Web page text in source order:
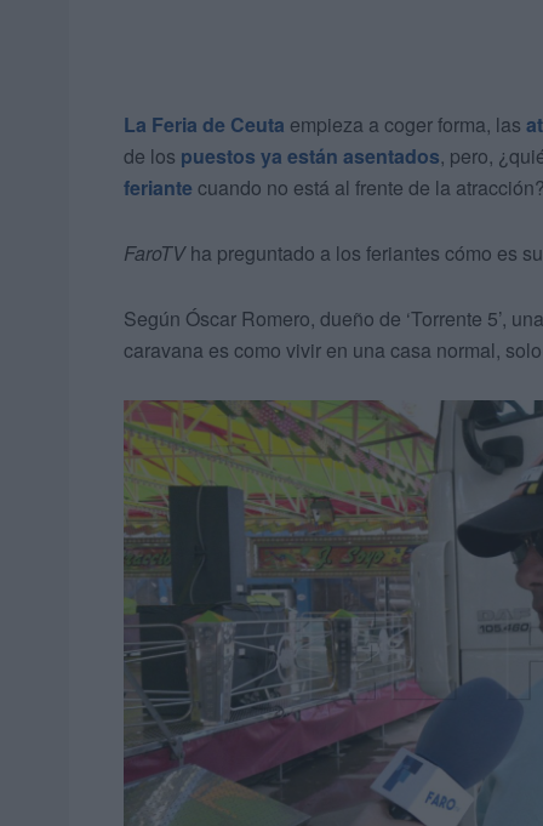
La Feria de Ceuta empieza a coger forma, las
de los puestos ya están asentados, pero,
feriante cuando no está al frente de la atracción?
FaroTVha preguntado a los feriantes cómo es
Según Óscar Romero, dueño de ‘Torrente 5’,
caravana es como vivir en una casa normal,